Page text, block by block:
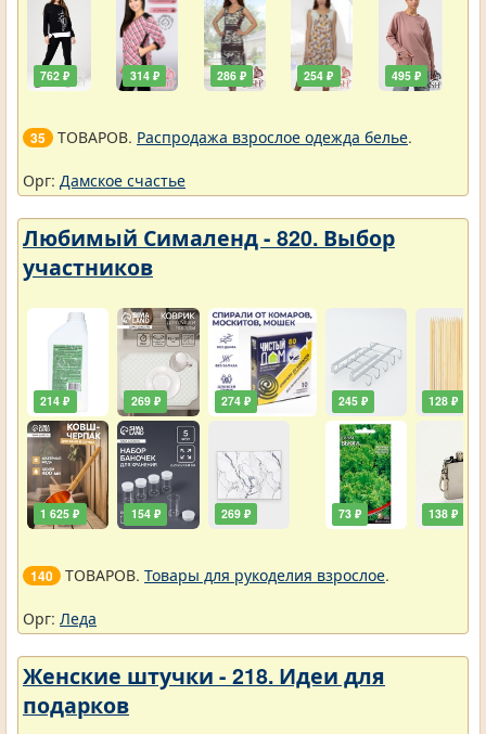
762 ₽ 314 ₽ 286 ₽ 254 ₽ 495 ₽
35 ТОВАРОВ. Распродажа взрослое одежда белье.
Орг: Дамское счастье
Любимый Сималенд - 820. Выбор
участников
214 ₽
1 625 ₽
269 ₽
154 ₽
274 ₽
269 ₽
245 ₽
73 ₽
128 ₽
138 ₽
140 ТОВАРОВ. Товары для рукоделия взрослое.
Орг: Леда
Женские штучки - 218. Идеи для
подарков